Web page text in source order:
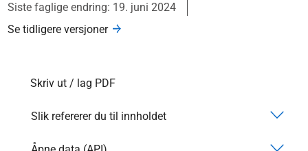
Siste faglige endring: 19. juni 2024
Se tidligere versjoner
Skriv ut / lag PDF
Slik refererer du til innholdet